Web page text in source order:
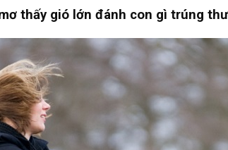
thấy gió lớn đánh con gì trúng